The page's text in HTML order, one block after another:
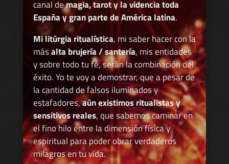
canal demagia, tarot y la videncia toda
España y gran parte de América latina.
Mi litúrgia ritualística, mi saber hacer con la
másalta brujería / santería, mis entidades
y sobre todo tu fé, serán la combinación del
éxito. Yo te voy a demostrar, que a pesar de
la cantidad de falsos iluminados y
estafadores,aún existimos ritualistas y
sensitivos reales, que sabemos caminar en
el fino hilo entre la dimensión física y
espiritual para poder obrar verdaderos
milagros en tu vida.